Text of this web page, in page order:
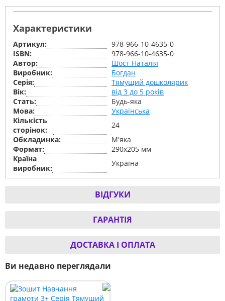
Характеристики
Артикул:
978-966-10-4635-0
ISBN:
978-966-10-4635-0
Автор:
Шост Наталія
Виробник:
Богдан
Серiя:
Тямущий дошколярик
Вік:
від 3 до 5 років
Стать:
Будь-яка
Мова:
Українська
Кількість
сторінок:
24
Обкладинка:
М'яка
Формат:
290х205 мм
Країна
виробник:
Україна
ВІДГУКИ
ГАРАНТІЯ
ДОСТАВКА І ОПЛАТА
Ви недавно переглядали